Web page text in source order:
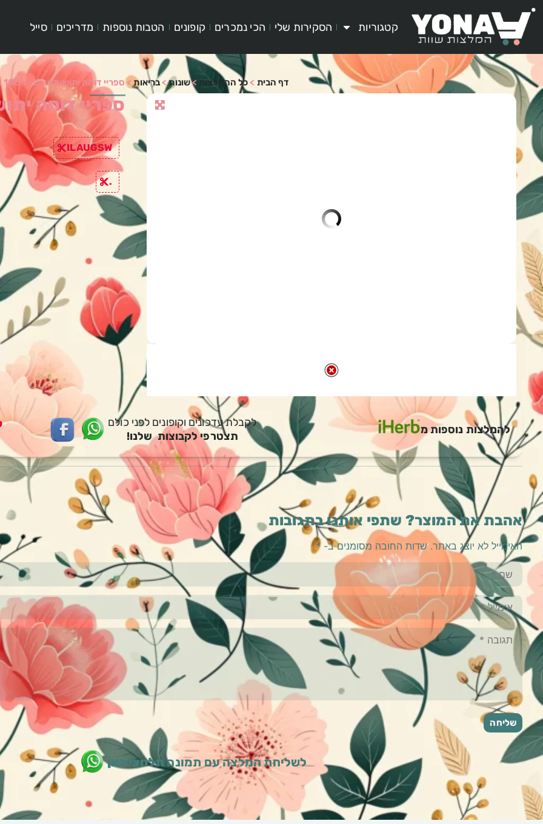
קטגוריות הסקירות שלי הכי נמכרים קופונים הטבות נוספות מדריכים סייל
דף הבית >כל ההמלצות >שונות>בריאות>ספריי דוחה יתושים אורגני 100% טבעי
ספריי דוחה יתושים
ILAUGSW
.
להמלצות נוספות מ
לקבלת עדכונים וקופונים לפני כולם
תצטרפי לקבוצות שלנו!
אהבת את המוצר? שתפי אותנו בתגובות
האימייל לא יוצג באתר. שדות החובה מסומנים ב-*
לשליחת המלצה עם תמונהתלחצי כאן